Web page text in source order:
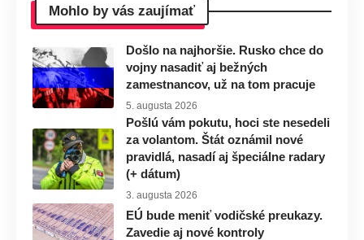
Mohlo by vás zaujímať
Došlo na najhoršie. Rusko chce do
vojny nasadiť aj bežných
zamestnancov, už na tom pracuje
5. augusta 2026
Pošlú vám pokutu, hoci ste nesedeli
za volantom. Štát oznámil nové
pravidlá, nasadí aj špeciálne radary
(+ dátum)
3. augusta 2026
EÚ bude meniť vodičské preukazy.
Zavedie aj nové kontroly